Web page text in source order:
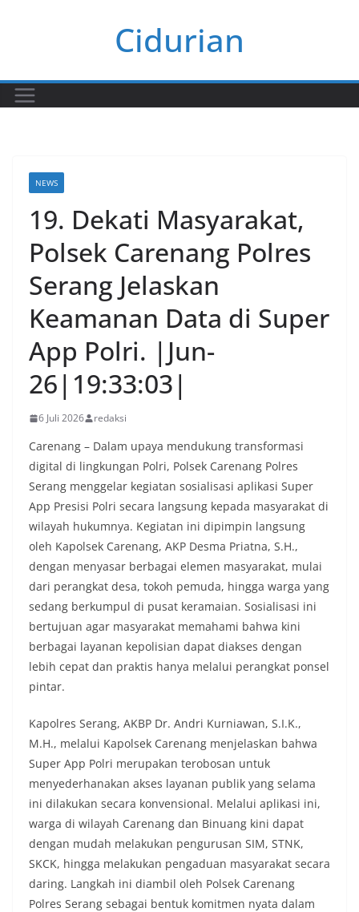
Cidurian
NEWS
19. Dekati Masyarakat,
Polsek Carenang Polres
Serang Jelaskan
Keamanan Data di Super
App Polri. |Jun-
26|19:33:03|
6 Juli 2026 redaksi
Carenang – Dalam upaya mendukung transformasi
digital di lingkungan Polri, Polsek Carenang Polres
Serang menggelar kegiatan sosialisasi aplikasi Super
App Presisi Polri secara langsung kepada masyarakat di
wilayah hukumnya. Kegiatan ini dipimpin langsung
oleh Kapolsek Carenang, AKP Desma Priatna, S.H.,
dengan menyasar berbagai elemen masyarakat, mulai
dari perangkat desa, tokoh pemuda, hingga warga yang
sedang berkumpul di pusat keramaian. Sosialisasi ini
bertujuan agar masyarakat memahami bahwa kini
berbagai layanan kepolisian dapat diakses dengan
lebih cepat dan praktis hanya melalui perangkat ponsel
pintar.
Kapolres Serang, AKBP Dr. Andri Kurniawan, S.I.K.,
M.H., melalui Kapolsek Carenang menjelaskan bahwa
Super App Polri merupakan terobosan untuk
menyederhanakan akses layanan publik yang selama
ini dilakukan secara konvensional. Melalui aplikasi ini,
warga di wilayah Carenang dan Binuang kini dapat
dengan mudah melakukan pengurusan SIM, STNK,
SKCK, hingga melakukan pengaduan masyarakat secara
daring. Langkah ini diambil oleh Polsek Carenang
Polres Serang sebagai bentuk komitmen nyata dalam